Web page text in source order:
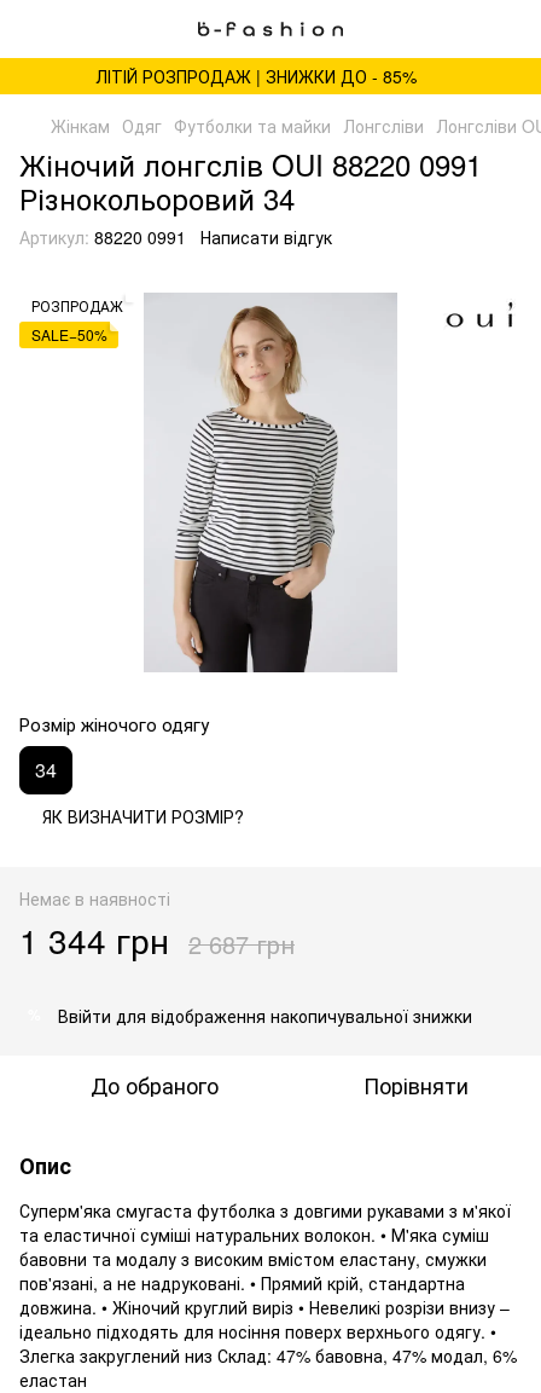
ЛІТІЙ РОЗПРОДАЖ | ЗНИЖКИ ДО - 85%
Жінкам Одяг Футболки та майки Лонгсліви Лонгсліви
Жіночий лонгслів OUI 88220 0991
Різнокольоровий 34
Артикул: 88220 0991 Написати відгук
РОЗПРОДАЖ
SALE−50%
Розмір жіночого одягу
34
ЯК ВИЗНАЧИТИ РОЗМІР?
Немає в наявності
1 344 грн 2 687 грн
Ввійти для відображення накопичувальної знижки
До обраного Порівняти
Опис
Суперм'яка смугаста футболка з довгими рукавами з м'якої
та еластичної суміші натуральних волокон. • М'яка суміш
бавовни та модалу з високим вмістом еластану, смужки
пов'язані, а не надруковані. • Прямий крій, стандартна
довжина. • Жіночий круглий виріз • Невеликі розрізи внизу –
ідеально підходять для носіння поверх верхнього одягу. •
Злегка закруглений низ Склад: 47% бавовна, 47% модал, 6%
еластан